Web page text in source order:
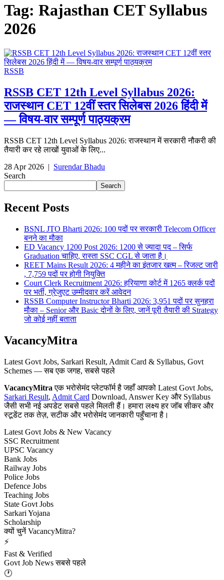
Tag: Rajasthan CET Syllabus
2026
RSSB
RSSB CET 12th Level Syllabus 2026:
राजस्थान CET 12वीं स्तर सिलेबस 2026 हिंदी में
— विषय-वार सम्पूर्ण पाठ्यक्रम
RSSB CET 12th Level Syllabus 2026: राजस्थान में सरकारी नौकरी की
तैयारी कर रहे लाखों युवाओं के लिए...
28 Apr 2026 | Surendar Bhadu
Search
Search
Recent Posts
BSNL JTO Bharti 2026: 100 पदों पर सरकारी Telecom Officer
बनने का मौका
ED Vacancy 1200 Post 2026: 1200 से ज्यादा पद – सिर्फ
Graduation चाहिए, रास्ता SSC CGL से जाता है।
REET Mains Result 2026: 4 महीने का इंतजार खत्म – रिजल्ट जारी
, 7,759 पदों पर होगी नियुक्ति
Court Clerk Recruitment 2026: हरियाणा कोर्ट में 1265 क्लर्क पदों
पर भर्ती, ग्रेजुएट उम्मीदवार करें आवेदन
RSSB Computer Instructor Bharti 2026: 3,951 पदों पर सुनहरा
मौका – Senior और Basic दोनों के लिए, जानें पूरी तैयारी की Strategy
जो कोई नहीं बताता
VacancyMitra
Latest Govt Jobs, Sarkari Result, Admit Card & Syllabus, Govt
Schemes — सब एक जगह, सबसे पहले
VacancyMitra एक भरोसेमंद प्लेटफॉर्म है जहाँ आपको Latest Govt Jobs,
Sarkari Result, Admit Card Download, Answer Key और Syllabus
जैसी सभी नई अपडेट सबसे पहले मिलती हैं। हमारा लक्ष्य हर जॉब सीकर और
स्टूडेंट तक तेज़, सटीक और भरोसेमंद जानकारी पहुँचाना है।
Latest Govt Jobs & New Vacancy
SSC Recruitment
UPSC Vacancy
Bank Jobs
Railway Jobs
Police Jobs
Defence Jobs
Teaching Jobs
State Govt Jobs
Sarkari Yojana
Scholarship
क्यों चुनें VacancyMitra?
⚡
Fast & Verified
Govt Job News सबसे पहले
🕐